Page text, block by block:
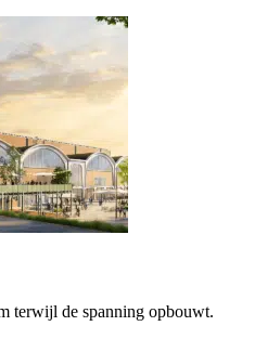
terwijl de spanning opbouwt.